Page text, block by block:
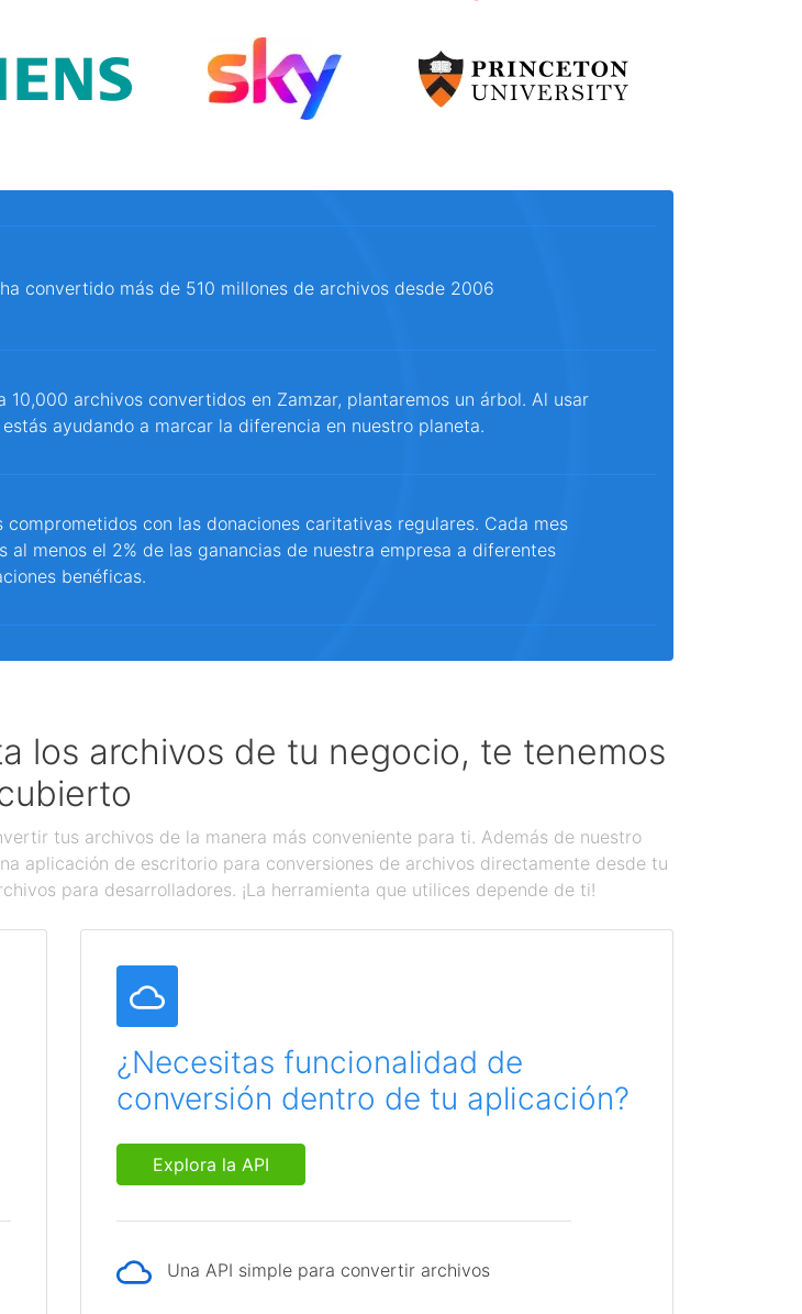
convertido más de 510 millones de archivos desde 2006
10,000 archivos convertidos en Zamzar, plantaremos un árbol. Al usar
estás ayudando a marcar la diferencia en nuestro planeta.
comprometidos con las donaciones caritativas regulares. Cada mes
al menos el 2% de las ganancias de nuestra empresa a diferentes
benéficas.
los archivos de tu negocio, te tenemos
tus archivos de la manera más conveniente para ti. Además de nuestro
aplicación de escritorio para conversiones de archivos directamente desde tu
para desarrolladores. ¡La herramienta que utilices depende de ti!
¿Necesitas funcionalidad de
conversión dentro de tu aplicación?
Explora la API
Una API simple para convertir archivos